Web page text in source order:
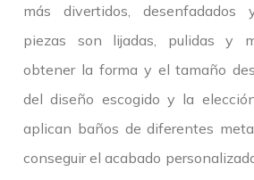
más divertidos, desenfadados
piezas son lijadas, pulidas y
obtener la forma y el tamaño
del diseño escogido y la
aplican baños de diferentes
conseguir el acabado